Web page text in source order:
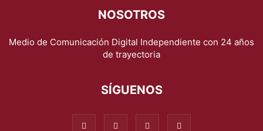
NOSOTROS
Medio de Comunicación Digital Independiente con 24 años
de trayectoria
SÍGUENOS